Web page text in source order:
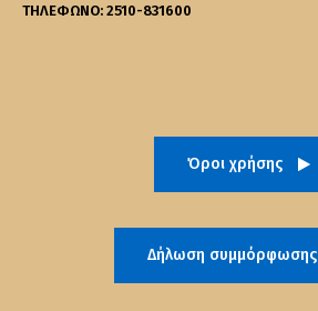
ΤΗΛΕΦΩΝΟ: 2510-831600
Όροι χρήσης
Δήλωση συμμόρφωσης